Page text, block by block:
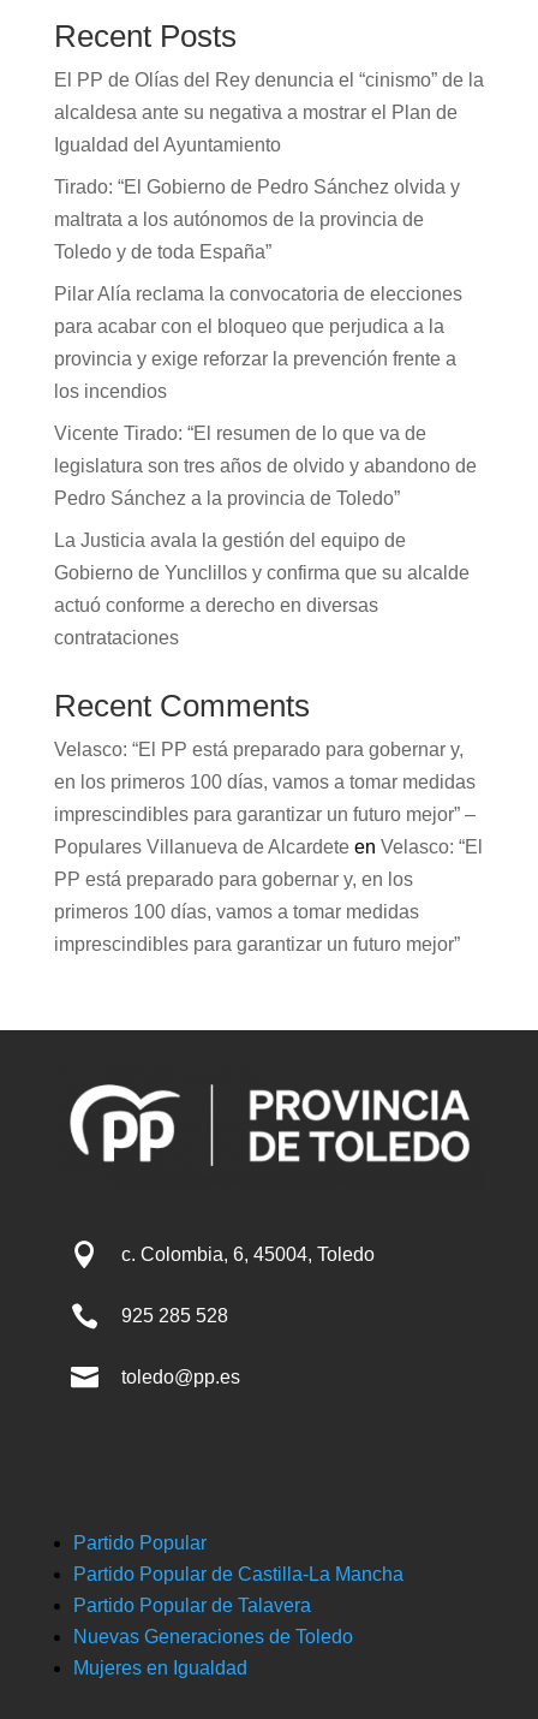
Recent Posts
El PP de Olías del Rey denuncia el “cinismo” de la
alcaldesa ante su negativa a mostrar el Plan de
Igualdad del Ayuntamiento
Tirado: “El Gobierno de Pedro Sánchez olvida y
maltrata a los autónomos de la provincia de
Toledo y de toda España”
Pilar Alía reclama la convocatoria de elecciones
para acabar con el bloqueo que perjudica a la
provincia y exige reforzar la prevención frente a
los incendios
Vicente Tirado: “El resumen de lo que va de
legislatura son tres años de olvido y abandono de
Pedro Sánchez a la provincia de Toledo”
La Justicia avala la gestión del equipo de
Gobierno de Yunclillos y confirma que su alcalde
actuó conforme a derecho en diversas
contrataciones
Recent Comments
Velasco: “El PP está preparado para gobernar y,
en los primeros 100 días, vamos a tomar medidas
imprescindibles para garantizar un futuro mejor” –
Populares Villanueva de Alcardeteen Velasco: “El
PP está preparado para gobernar y, en los
primeros 100 días, vamos a tomar medidas
imprescindibles para garantizar un futuro mejor”
 c. Colombia, 6, 45004, Toledo
 925 285 528
 toledo@pp.es
Partido Popular
Partido Popular de Castilla-La Mancha
Partido Popular de Talavera
Nuevas Generaciones de Toledo
Mujeres en Igualdad